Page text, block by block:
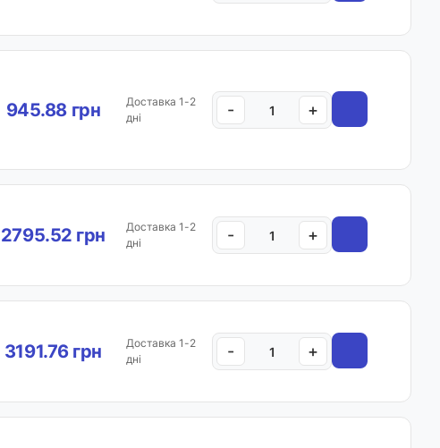
945.88 грн
Доставка 1-2
дні
- +
2795.52 грн
Доставка 1-2
дні
- +
3191.76 грн
Доставка 1-2
дні
- +